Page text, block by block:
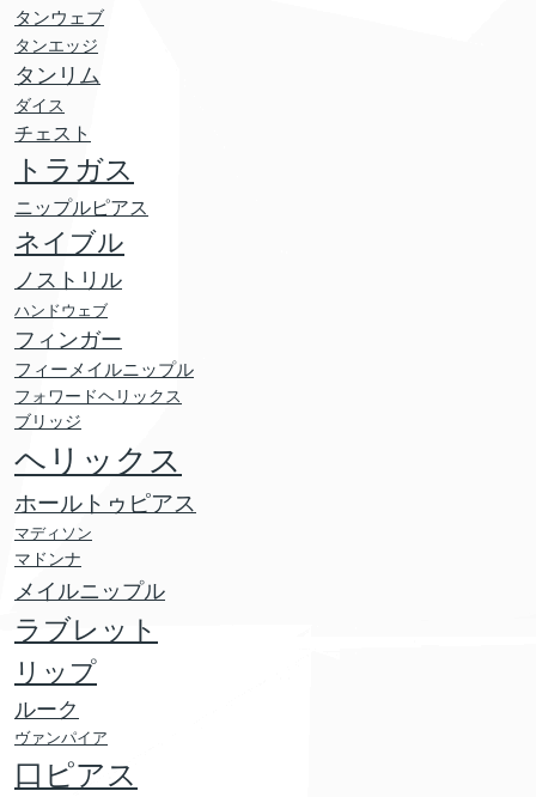
タンウェブ
タンエッジ
タンリム
ダイス
チェスト
トラガス
ニップルピアス
ネイブル
ノストリル
ハンドウェブ
フィンガー
フィーメイルニップル
フォワードヘリックス
ブリッジ
ヘリックス
ホールトゥピアス
マディソン
マドンナ
メイルニップル
ラブレット
リップ
ルーク
ヴァンパイア
口ピアス